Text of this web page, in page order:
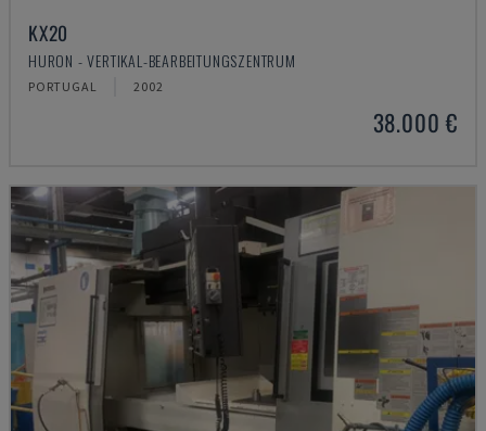
KX20
HURON - VERTIKAL-BEARBEITUNGSZENTRUM
PORTUGAL 2002
38.000 €